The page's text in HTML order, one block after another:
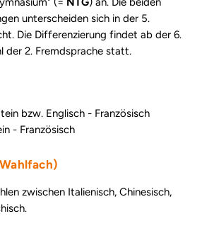
unterscheiden sich in der 5.
Die Differenzierung findet ab der 6.
der 2. Fremdsprache statt.
bzw. Englisch - Französisch
- Französisch
zwischen Italienisch, Chinesisch,